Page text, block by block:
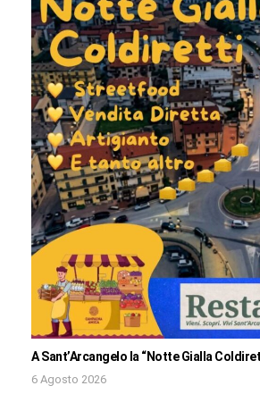
A Sant’Arcangelo la “Notte Gialla
6 Agosto 2026